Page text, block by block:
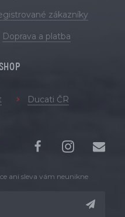
zákazníky
Doprava a platba
Ducati ČR
ani sleva vám neunikne